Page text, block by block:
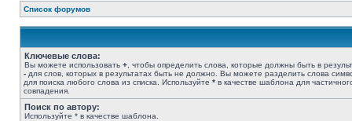
Список форумов
Ключевые слова:
Вы можете использовать + , чтобы определить слова, которые должны быть в
- для слов, которых в результатах быть не должно. Вы можете разделить слова
для поиска любого слова из списка. Используйте * в качестве шаблона для
совпадения.
Поиск по автору:
Используйте * в качестве шаблона.